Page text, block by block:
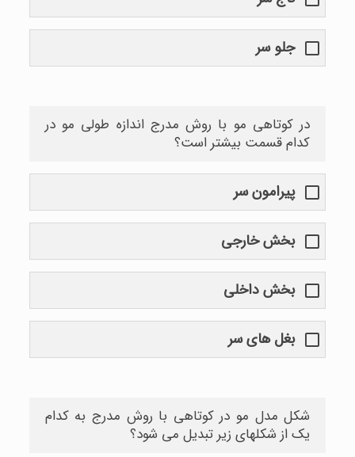
جلو سر
در کوتاهی مو با روش مدرج اندازه طولی مو در
کدام قسمت بیشتر است؟
پیرامون سر
بخش خارجی
بخش داخلی
بغل های سر
شکل مدل مو در کوتاهی با روش مدرج به کدام
یک از شکلهای زیر تبدیل می شود؟